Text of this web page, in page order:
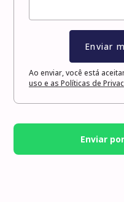
Enviar
Ao enviar, você está
uso e as Políticas de
Enviar